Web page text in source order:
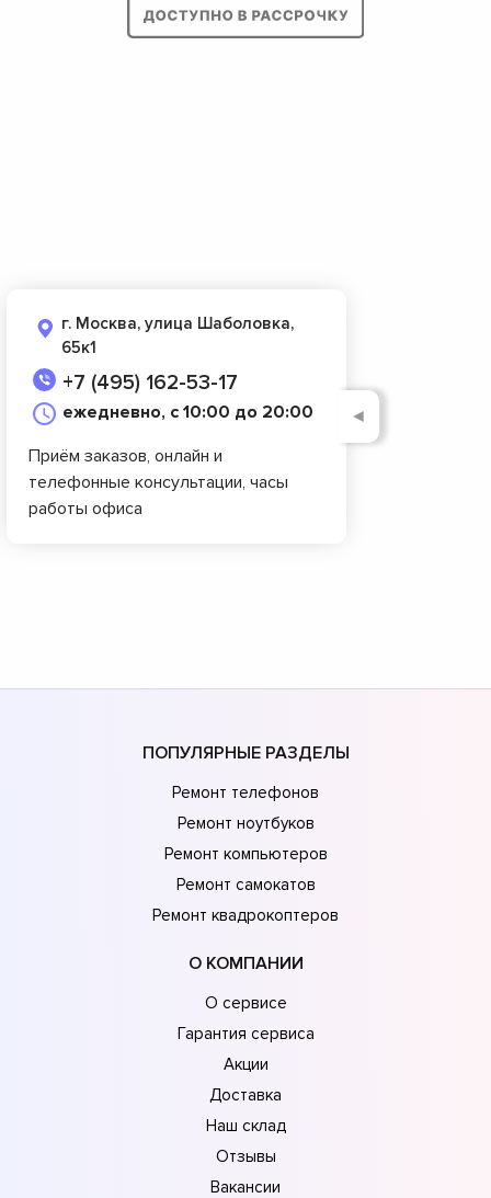
г. Москва, улица Шаболовка,
65к1
+7 (495) 162-53-17
ежедневно, с 10:00 до 20:00
Приём заказов, онлайн и
телефонные консультации, часы
работы офиса
◄
ПОПУЛЯРНЫЕ РАЗДЕЛЫ
Ремонт телефонов
Ремонт ноутбуков
Ремонт компьютеров
Ремонт самокатов
Ремонт квадрокоптеров
О КОМПАНИИ
О сервисе
Гарантия сервиса
Акции
Доставка
Наш склад
Отзывы
Вакансии